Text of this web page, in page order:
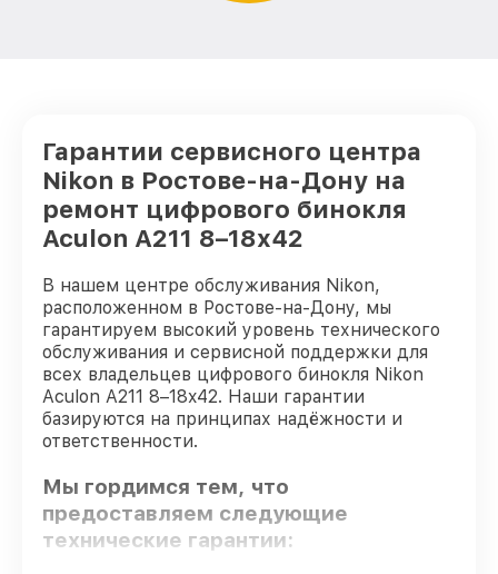
Гарантии сервисного центра
Nikon в Ростове-на-Дону на
ремонт цифрового бинокля
Aculon A211 8–18x42
В нашем центре обслуживания Nikon,
расположенном в Ростове-на-Дону, мы
гарантируем высокий уровень технического
обслуживания и сервисной поддержки для
всех владельцев цифрового бинокля Nikon
Aculon A211 8–18x42. Наши гарантии
базируются на принципах надёжности и
ответственности.
Мы гордимся тем, что
предоставляем следующие
технические гарантии: